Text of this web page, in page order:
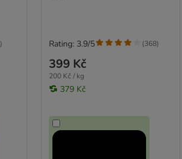
)
399 Kč
200 Kč / kg
379 Kč
Rating: 3.9/5 (368)